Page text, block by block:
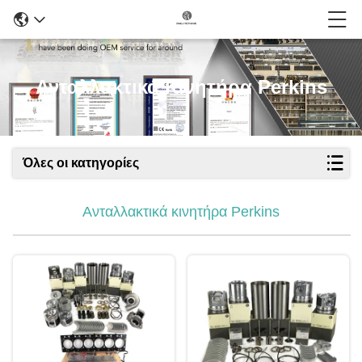
Ανταλλακτικά Κινητήρα Perkins
Όλες οι κατηγορίες
Ανταλλακτικά κινητήρα Perkins